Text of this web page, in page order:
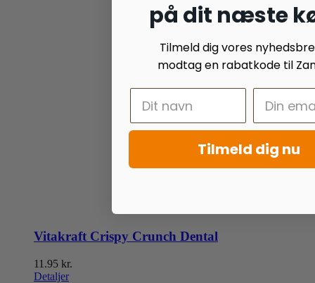
Vitakraft Crispy Crunch Dental
11.95 kr.
Detaljer
på dit næste
Tilmeld dig vores
modtag en rabatkode til
Tilmeld dig nu